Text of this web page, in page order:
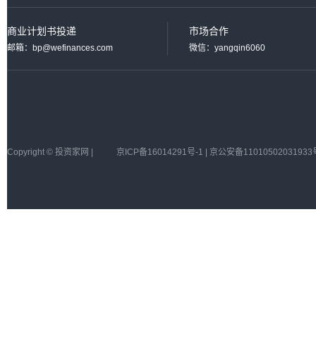
商业计划书投递
邮箱：bp@wefinances.com
市场合作
微信：yangqin6060
Copyright © 投资家网 | 京ICP备16014291号-1 | 京公安备11010502031933